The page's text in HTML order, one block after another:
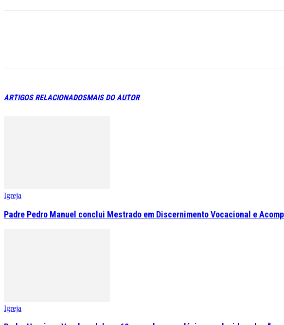
ARTIGOS RELACIONADOSMAIS DO AUTOR
Igreja
Padre Pedro Manuel conclui Mestrado em Discernimento Vocacional e
Igreja